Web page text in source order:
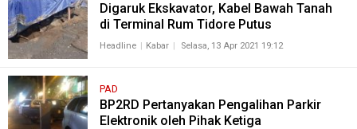
Digaruk Ekskavator, Kabel Bawah Tanah
di Terminal Rum Tidore Putus
Headline Kabar Selasa, 13 Apr 2021 19:12
PAD
BP2RD Pertanyakan Pengalihan Parkir
Elektronik oleh Pihak Ketiga